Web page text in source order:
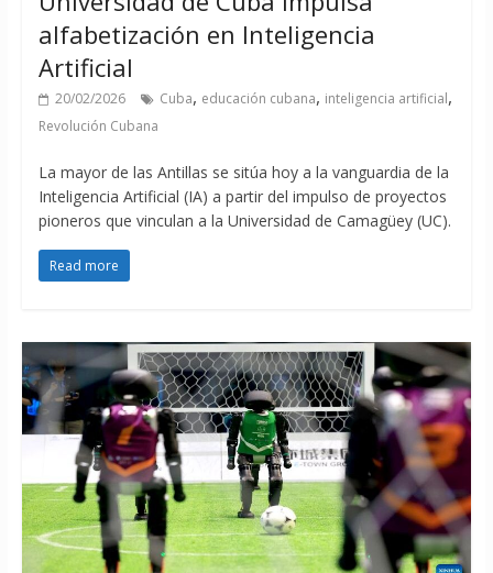
alfabetización en Inteligencia
Artificial
20/02/2026 Cuba, educación cubana, inteligencia artificial,
Revolución Cubana
La mayor de las Antillas se sitúa hoy a la vanguardia de la
Inteligencia Artificial (IA) a partir del impulso de proyectos
pioneros que vinculan a la Universidad de Camagüey (UC).
Read more